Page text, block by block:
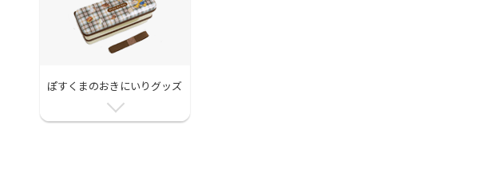
ぽすくまのおきにいりグッズ